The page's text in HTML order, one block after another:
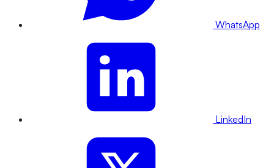
WhatsApp
LinkedIn